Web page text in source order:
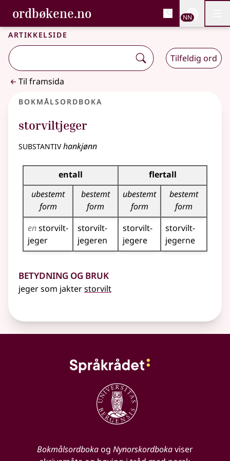
Gå til hovudinnhald
Tilgjenge
ordbøkene.no, Bokmålsordboka og
Bokmålsordboka og Nynorskordboka
NN
Artikkelside
Tilfeldig ord
Til framsida
Bokmålsordboka
storviltjeger
substantivhankjønn
Bøyingstabell for dette substantivet
entall
flertall
ubestemt
form
bestemt
form
ubestemt
form
bestemt
form
enstorvilt­
jeger
storvilt­
jegeren
storvilt­
jegere
storvilt­
jegerne
Betydning og bruk
jeger som jakterstorvilt
Bokmålsordbokaog Nynorskordbokaviser